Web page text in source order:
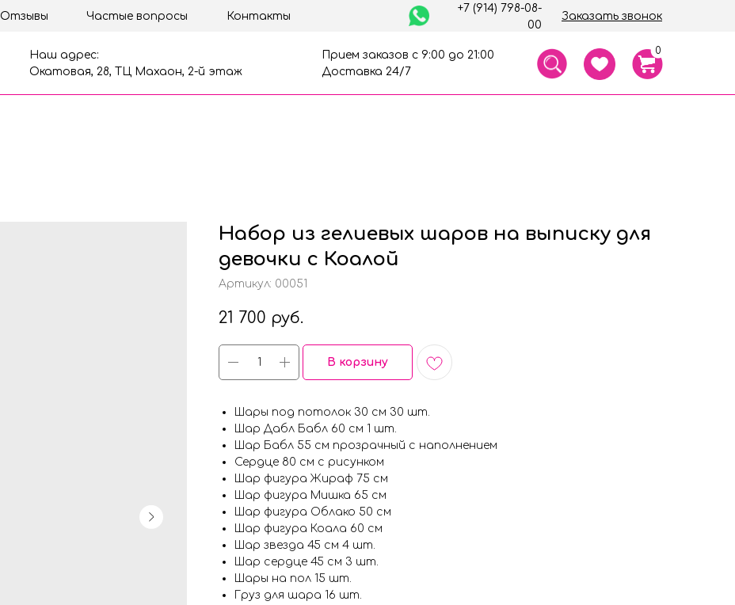
Заказать звонок
+7 (914) 798-08-
00
Отзывы Частые вопросы Контакты
Прием заказов с 9:00 до 21:00
Доставка 24/7
Наш адрес:
Окатовая, 28, ТЦ Махаон, 2-й этаж
0
Набор из гелиевых шаров на выписку для
девочки с Коалой
Артикул: 00051
21 700 руб.
В корзину
Шары под потолок 30 см 30 шт.
Шар Дабл Бабл 60 см 1 шт.
Шар Бабл 55 см прозрачный с наполнением
Сердце 80 см с рисунком
Шар фигура Жираф 75 см
Шар фигура Мишка 65 см
Шар фигура Облако 50 см
Шар фигура Коала 60 см
Шар звезда 45 см 4 шт.
Шар сердце 45 см 3 шт.
Шары на пол 15 шт.
Груз для шара 16 шт.